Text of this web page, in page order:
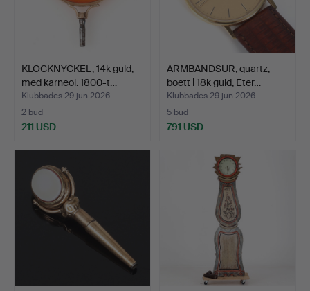
KLOCKNYCKEL, 14k guld,
med karneol. 1800-t…
Klubbades 29 jun 2026
2 bud
211 USD
ARMBANDSUR, quartz,
boett i 18k guld, Eter…
Klubbades 29 jun 2026
5 bud
791 USD